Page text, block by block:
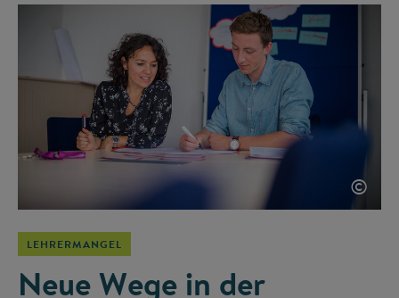
©
LEHRERMANGEL
Neue Wege in der